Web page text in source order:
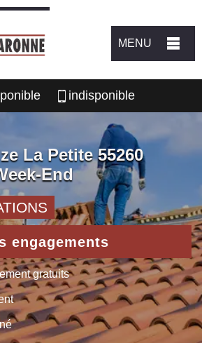
MENU
indisponible
La Petite 55260
End
engagements
gratuits